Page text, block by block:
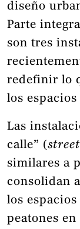
diseño
Parte
son tres
redefinir lo
los
Las
calle” (
similares a
consolidan
los
peatones en